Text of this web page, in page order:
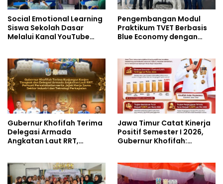
Social Emotional Learning
Siswa Sekolah Dasar
Melalui Kanal YouTube
Pengembangan Modul
Praktikum TVET Berbasis
Blue Economy dengan
untuk Materi Pariwisata
Dukung Pencapaian SDGs
Gubernur Khofifah Terima
Delegasi Armada
Angkatan Laut RRT,
Industri Perkapalan
Jawa Timur Catat Kinerja
Positif Semester I 2026,
Gubernur Khofifah: